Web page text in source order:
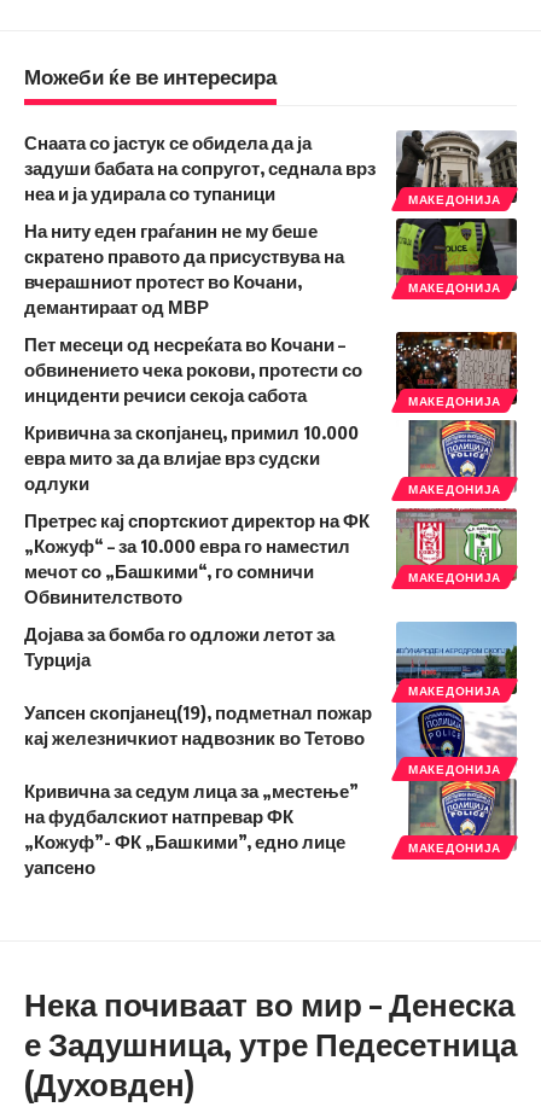
Можеби ќе ве интересира
МАКЕДОНИЈА
Снаата со јастук се обидела да ја
задуши бабата на сопругот, седнала врз
неа и ја удирала со тупаници
МАКЕДОНИЈА
На ниту еден граѓанин не му беше
скратено правото да присуствува на
вчерашниот протест во Кочани,
демантираат од МВР
МАКЕДОНИЈА
Пет месеци од несреќата во Кочани –
обвинението чека рокови, протести со
инциденти речиси секоја сабота
МАКЕДОНИЈА
Кривична за скопјанец, примил 10.000
евра мито за да влијае врз судски
одлуки
МАКЕДОНИЈА
Претрес кај спортскиот директор на ФК
„Кожуф“ – за 10.000 евра го наместил
мечот со „Башкими“, го сомничи
Обвинителството
МАКЕДОНИЈА
Дојава за бомба го одложи летот за
Турција
МАКЕДОНИЈА
Уапсен скопјанец(19), подметнал пожар
кај железничкиот надвозник во Тетово
МАКЕДОНИЈА
Кривична за седум лица за „местење”
на фудбалскиот натпревар ФК
„Кожуф”- ФК „Башкими”, едно лице
уапсено
Нека почиваат во мир – Денеска
е Задушница, утре Педесетница
(Духовден)